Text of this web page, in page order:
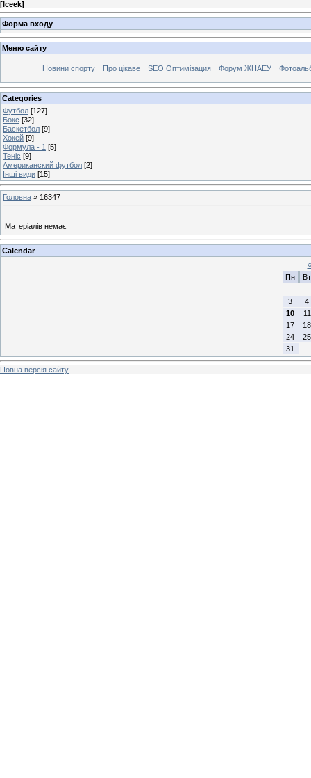
[Iceek]
Форма входу
Меню сайту
Новини спорту Про цікаве SEO Оптимізация Форум ЖНАЕУ
Categories
Футбол [127]
Бокс [32]
Баскетбол [9]
Хокей [9]
Формула - 1 [5]
Теніс [9]
Американский футбол [2]
Інші види [15]
Головна » 16347
Матеріалів немає
Calendar
«
Пн
Вт
3
4
10
11
17
18
24
25
31
Повна версія сайту